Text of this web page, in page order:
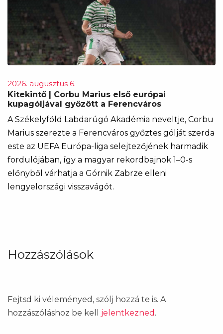
2026. augusztus 6.
Kitekintő | Corbu Marius első európai
kupagóljával győzött a Ferencváros
A Székelyföld Labdarúgó Akadémia neveltje, Corbu
Marius szerezte a Ferencváros győztes gólját szerda
este az UEFA Európa-liga selejtezőjének harmadik
fordulójában, így a magyar rekordbajnok 1–0-s
előnyből várhatja a Górnik Zabrze elleni
lengyelországi visszavágót.
Hozzászólások
Fejtsd ki véleményed, szólj hozzá te is. A
hozzászóláshoz be kell jelentkezned .